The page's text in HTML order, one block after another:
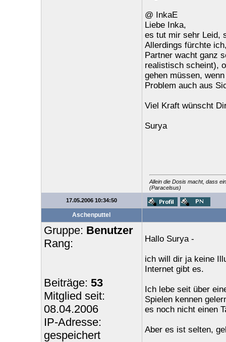
@ InkaE
Liebe Inka,
es tut mir sehr Leid,
Allerdings fürchte
Partner wacht ganz
realistisch scheint),
gehen müssen,
Problem auch aus
Viel Kraft wünscht
Surya
Allein die Dosis macht, dass
(Paracelsus)
17.05.2006 10:34:50
Aschenputtel
Gruppe: Benutzer
Rang:
Beiträge: 53
Mitglied seit:
08.04.2006
IP-Adresse:
gespeichert
Hallo Surya -
ich will dir ja keine
Internet gibt es.
Ich lebe seit über
Spielen kennen
es noch nicht einen
Aber es ist selten,